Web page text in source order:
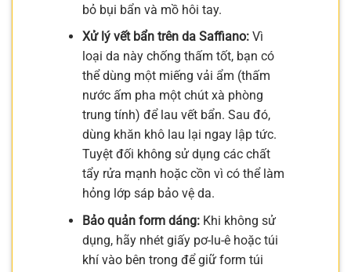
bỏ bụi bẩn và mồ hôi tay.
Xử lý vết bẩn trên da Saffiano:Vì
loại da này chống thấm tốt, bạn có
thể dùng một miếng vải ẩm (thấm
nước ấm pha một chút xà phòng
trung tính) để lau vết bẩn. Sau đó,
dùng khăn khô lau lại ngay lập tức.
Tuyệt đối không sử dụng các chất
tẩy rửa mạnh hoặc cồn vì có thể làm
hỏng lớp sáp bảo vệ da.
Bảo quản form dáng:Khi không sử
dụng, hãy nhét giấy pơ-lu-ê hoặc túi
khí vào bên trong để giữ form túi